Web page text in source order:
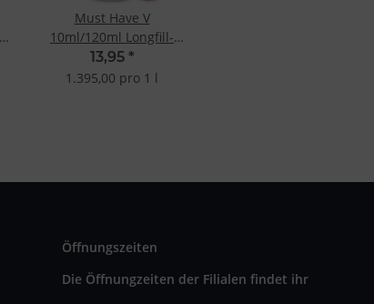
Must Have V
10ml/120ml Longfill-
Aroma
13,95 *
1.395,00 pro 1 l
Öffnungszeiten
Die Öffnungzeiten der Filialen findet ihr